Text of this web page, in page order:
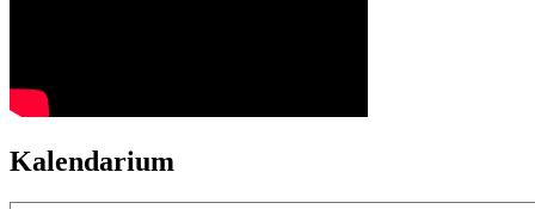
Kalendarium